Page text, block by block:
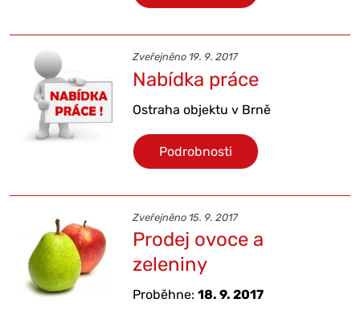
Zveřejněno 19. 9. 2017
Nabídka práce
Ostraha objektu v Brně
Podrobnosti
Zveřejněno 15. 9. 2017
Prodej ovoce a
zeleniny
Proběhne:18. 9. 2017